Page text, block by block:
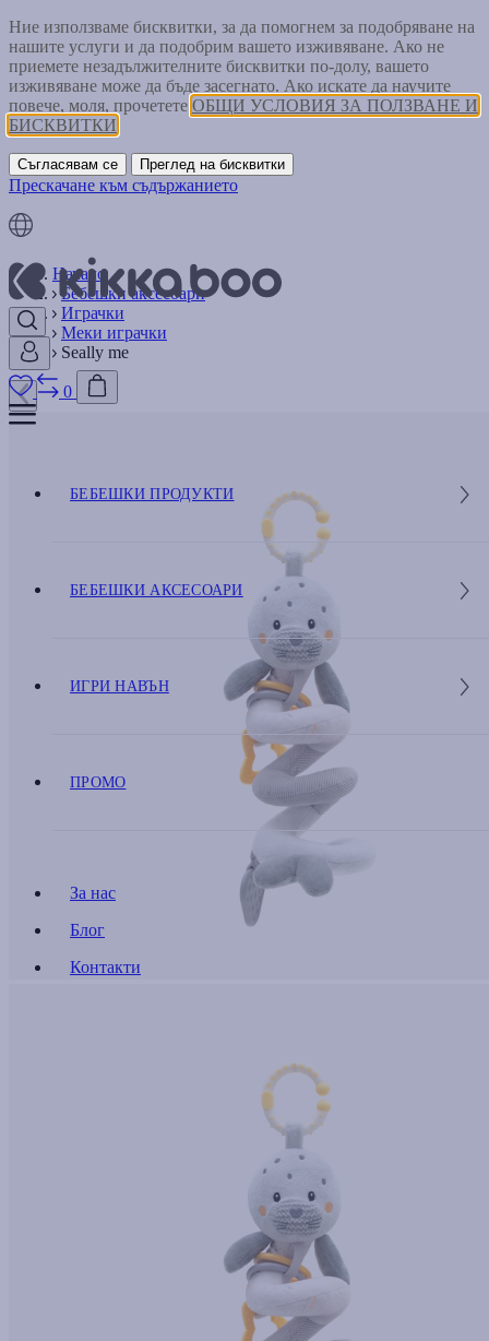
Ние използваме бисквитки, за да помогнем за подобряване на
нашите услуги и да подобрим вашето изживяване. Ако не
приемете незадължителните бисквитки по-долу, вашето
изживяване може да бъде засегнато. Ако искате да научите
повече, моля, прочетете ОБЩИ УСЛОВИЯ ЗА ПОЛЗВАНЕ И
БИСКВИТКИ
Съгласявам се Преглед на бисквитки
Прескачане към съдържанието
0
БЕБЕШКИ ПРОДУКТИ
БЕБЕШКИ АКСЕСОАРИ
ИГРИ НАВЪН
ПРОМО
За нас
Блог
Контакти
Начало
Бебешки аксесоари
Играчки
Меки играчки
Seally me